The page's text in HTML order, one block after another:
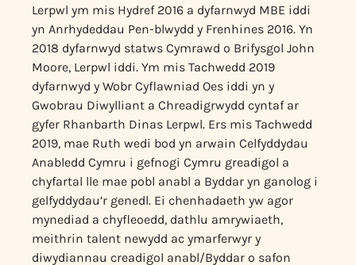
Lerpwl ym mis Hydref 2016 a dyfarnwyd MBE iddi
yn Anrhydeddau Pen-blwydd y Frenhines 2016. Yn
2018 dyfarnwyd statws Cymrawd o Brifysgol John
Moore, Lerpwl iddi. Ym mis Tachwedd 2019
dyfarnwyd y Wobr Cyflawniad Oes iddi yn y
Gwobrau Diwylliant a Chreadigrwydd cyntaf ar
gyfer Rhanbarth Dinas Lerpwl. Ers mis Tachwedd
2019, mae Ruth wedi bod yn arwain Celfyddydau
Anabledd Cymru i gefnogi Cymru greadigol a
chyfartal lle mae pobl anabl a Byddar yn ganolog i
gelfyddydau’r genedl. Ei chenhadaeth yw agor
mynediad a chyfleoedd, dathlu amrywiaeth,
meithrin talent newydd ac ymarferwyr y
diwydiannau creadigol anabl/Byddar o safon